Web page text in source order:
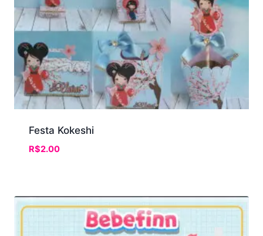
Festa Kokeshi
R$2.00